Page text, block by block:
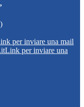
per inviare una mail
Link per inviare una